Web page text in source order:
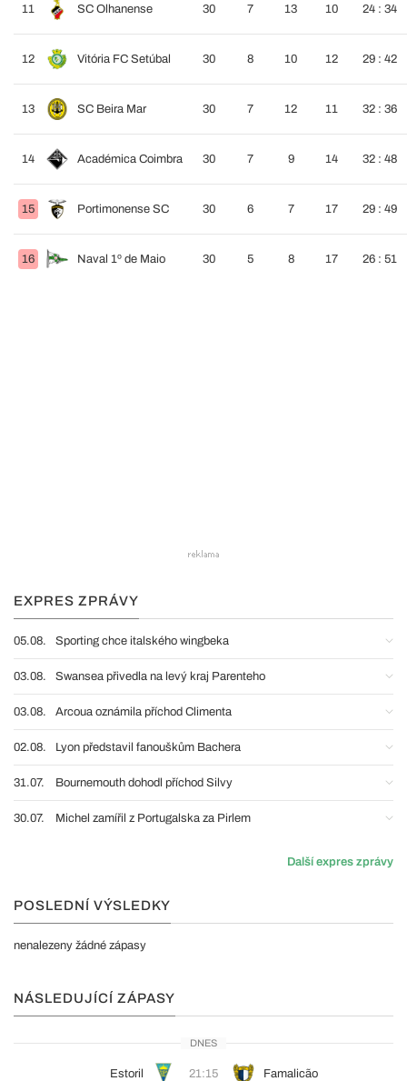
11 SC Olhanense 30 7 13 10 24 : 34
12 Vitória FC Setúbal 30 8 10 12 29 : 42
13 SC Beira Mar 30 7 12 11 32 : 36
14 Académica Coimbra 30 7 9 14 32 : 48
15 Portimonense SC 30 6 7 17 29 : 49
16 Naval 1º de Maio 30 5 8 17 26 : 51
EXPRES ZPRÁVY
05.08. Sporting chce italského wingbeka
03.08. Swansea přivedla na levý kraj Parenteho
03.08. Arcoua oznámila příchod Climenta
02.08. Lyon představil fanouškům Bachera
31.07. Bournemouth dohodl příchod Silvy
30.07. Michel zamířil z Portugalska za Pirlem
Další expres zprávy
POSLEDNÍ VÝSLEDKY
nenalezeny žádné zápasy
NÁSLEDUJÍCÍ ZÁPASY
DNES
Estoril 21:15 Famalicão